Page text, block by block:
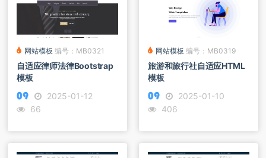
网站模板 编号：MB0321
自适应律师法律Bootstrap
模板
2025-01-12
66
网站模板 编号：MB0319
旅游和旅行社自适应HTML
模板
2025-01-10
406